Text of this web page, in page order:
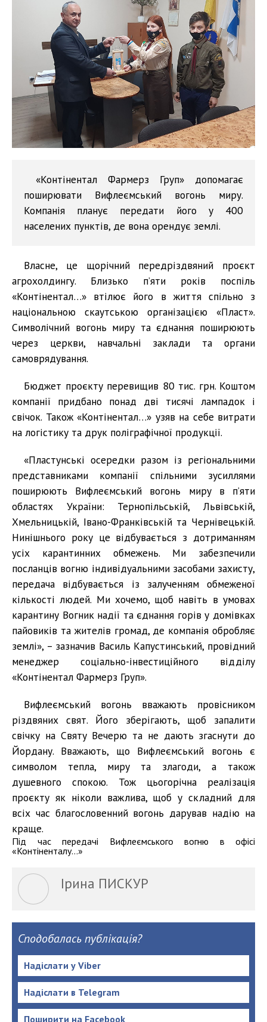
«Контінентал Фармерз Груп» допомагає
поширювати Вифлеємський вогонь миру.
Компанія планує передати його у 400
населених пунктів, де вона орендує землі.
Власне, це щорічний передріздвяний проєкт
агрохолдингу. Близько п’яти років поспіль
«Контінентал…» втілює його в життя спільно з
національною скаутською організацією «Пласт».
Символічний вогонь миру та єднання поширюють
через церкви, навчальні заклади та органи
самоврядування.
Бюджет проєкту перевищив 80 тис. грн. Коштом
компанії придбано понад дві тисячі лампадок і
свічок. Також «Контінентал…» узяв на себе витрати
на логістику та друк поліграфічної продукції.
«Пластунські осередки разом із регіональними
представниками компанії спільними зусиллями
поширюють Вифлеємський вогонь миру в п’яти
областях України: Тернопільській, Львівській,
Хмельницькій, Івано-Франківській та Чернівецькій.
Нинішнього року це відбувається з дотриманням
усіх карантинних обмежень. Ми забезпечили
посланців вогню індивідуальними засобами захисту,
передача відбувається із залученням обмеженої
кількості людей. Ми хочемо, щоб навіть в умовах
карантину Вогник надії та єднання горів у домівках
пайовиків та жителів громад, де компанія обробляє
землі», – зазначив Василь Капустинський, провідний
менеджер соціально-інвестиційного відділу
«Контінентал Фармерз Груп».
Вифлеємський вогонь вважають провісником
різдвяних свят. Його зберігають, щоб запалити
свічку на Святу Вечерю та не дають згаснути до
Йордану. Вважають, що Вифлеємський вогонь є
символом тепла, миру та злагоди, а також
душевного спокою. Тож цьогорічна реалізація
проєкту як ніколи важлива, щоб у складний для
всіх час благословенний вогонь дарував надію на
краще.
Під час передачі Вифлеємського вогню в офісі
«Контіненталу…»
Ірина ПИСКУР
Сподобалась публікація?
Надіслати у Viber
Надіслати в Telegram
Поширити на Facebook